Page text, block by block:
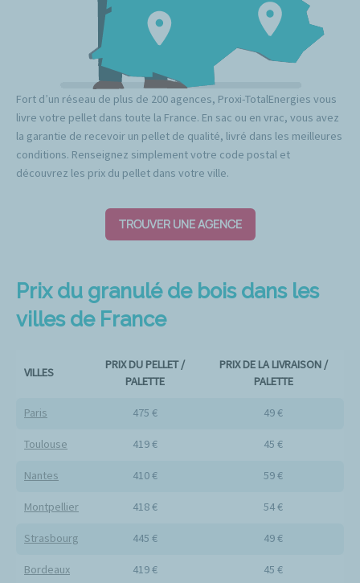
Fort d’un réseau de plus de 200 agences, Proxi-TotalEnergies vous
livre votre pellet dans toute la France. En sac ou en vrac, vous avez
la garantie de recevoir un pellet de qualité, livré dans les meilleures
conditions. Renseignez simplement votre code postal et
découvrez les prix du pellet dans votre ville.
TROUVER UNE AGENCE
Prix du granulé de bois dans les
villes de France
VILLES
PRIX DU PELLET /
PALETTE
PRIX DE LA LIVRAISON /
PALETTE
Paris 475 € 49 €
Toulouse 419 € 45 €
Nantes 410 € 59 €
Montpellier 418 € 54 €
Strasbourg 445 € 49 €
Bordeaux 419 € 45 €